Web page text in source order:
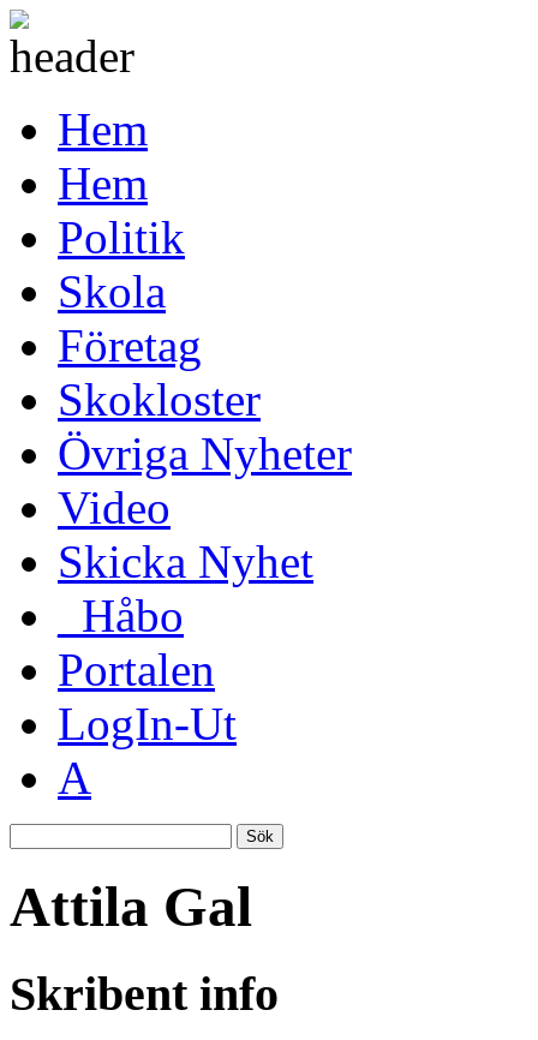
Hem
Hem
Politik
Skola
Företag
Skokloster
Övriga Nyheter
Video
Skicka Nyhet
_Håbo
Portalen
LogIn-Ut
A
Sök
Attila Gal
Skribent info